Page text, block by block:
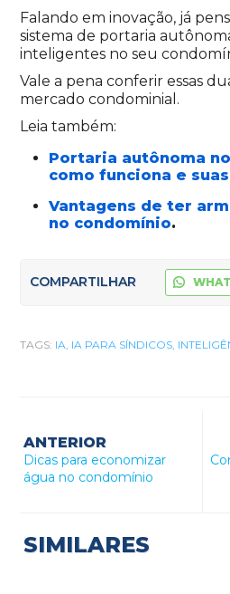
Falando em inovação, já
sistema de portaria
inteligentes no seu
Vale a pena conferir essas
mercado condominial.
Leia também:
Portaria autônoma
como funciona e
Vantagens de ter
no condomínio.
COMPARTILHAR
TAGS: IA, IA PARA SÍNDICOS,
ANTERIOR
Dicas para economizar
água no condomínio
SIMILARES